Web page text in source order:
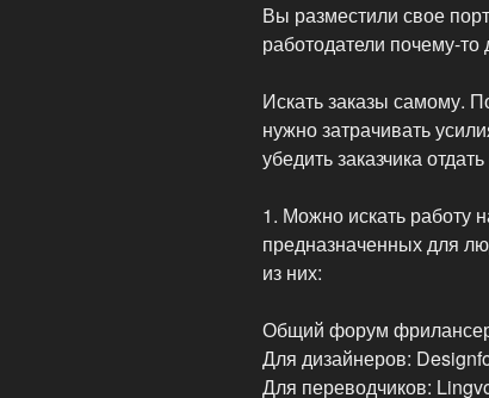
Вы разместили свое
работодатели почему-
Искать заказы самому.
нужно затрачивать
убедить заказчика
1. Можно искать работу
предназначенных для
из них:
Общий форум
Для дизайнеров:
Для переводчиков: